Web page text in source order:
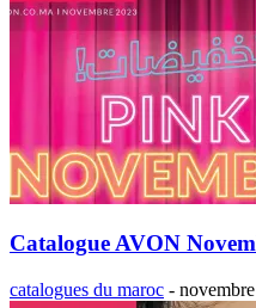
Catalogue AVON
catalogues du maroc -